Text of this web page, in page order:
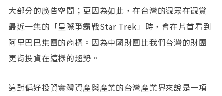
大部分的廣告空間；更因為如此，在台灣的觀眾在觀賞
最近一集的「星際爭霸戰Star Trek」時，會在片首看到
阿里巴巴集團的商標。因為中國財團比我們台灣的財團
更肯投資在這樣的趨勢。
這對偏好投資實體資產與產業的台灣產業界來說是一項